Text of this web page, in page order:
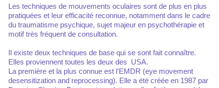
Les techniques de mouvements oculaires sont de plus en plus
pratiquées et leur efficacité reconnue, notamment dans le cadre
du traumatisme psychique, sujet majeur en psychothérapie et
motif très fréquent de consultation.
Il existe deux techniques de base qui se sont fait connaître.
Elles proviennent toutes les deux des USA.
La première et la plus connue est l'EMDR (eye movement
desensitization and reprocessing). Elle a été créée en 1987 par